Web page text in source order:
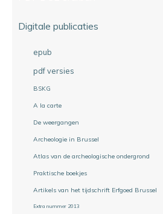
Digitale publicaties
epub
pdf versies
BSKG
A la carte
De weergangen
Archeologie in Brussel
Atlas van de archeologische ondergrond
Praktische boekjes
Artikels van het tijdschrift Erfgoed Brussel
Extra nummer 2013